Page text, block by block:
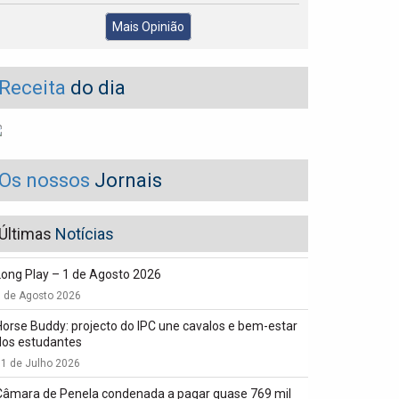
Mais Opinião
do dia
nossos Jornais
Notícias
Play – 1 de Agosto 2026
de Agosto 2026
Buddy: projecto do IPC une cavalos e bem-estar
estudantes
de Julho 2026
de Penela condenada a pagar quase 769 mil